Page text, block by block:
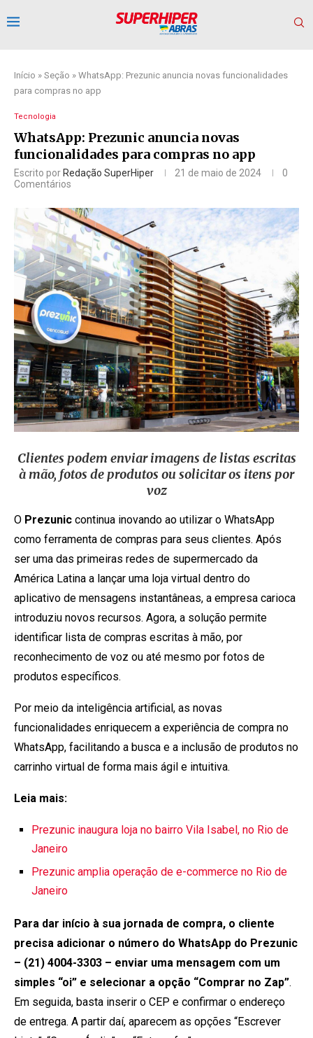
Início » Seção » WhatsApp: Prezunic anuncia novas funcionalidades
para compras no app
Tecnologia
WhatsApp: Prezunic anuncia novas
funcionalidades para compras no app
Escrito porRedação SuperHiper 21 de maio de 2024
0
Comentários
Clientes podem enviar imagens de listas escritas
à mão, fotos de produtos ou solicitar os itens por
voz
O Prezunic continua inovando ao utilizar o WhatsApp
como ferramenta de compras para seus clientes. Após
ser uma das primeiras redes de supermercado da
América Latina a lançar uma loja virtual dentro do
aplicativo de mensagens instantâneas, a empresa carioca
introduziu novos recursos. Agora, a solução permite
identificar lista de compras escritas à mão, por
reconhecimento de voz ou até mesmo por fotos de
produtos específicos.
Por meio da inteligência artificial, as novas
funcionalidades enriquecem a experiência de compra no
WhatsApp, facilitando a busca e a inclusão de produtos no
carrinho virtual de forma mais ágil e intuitiva.
Leia mais:
Prezunic inaugura loja no bairro Vila Isabel, no Rio de
Janeiro
Prezunic amplia operação de e-commerce no Rio de
Janeiro
Para dar início à sua jornada de compra, o cliente
precisa adicionar o número do WhatsApp do Prezunic
– (21) 4004-3303 – enviar uma mensagem com um
simples “oi” e selecionar a opção “Comprar no Zap”.
Em seguida, basta inserir o CEP e confirmar o endereço
de entrega. A partir daí, aparecem as opções “Escrever